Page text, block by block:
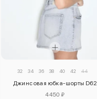
32 34 36 38 40 42 44
Джинсовая юбка-шорты D62
4450 ₽